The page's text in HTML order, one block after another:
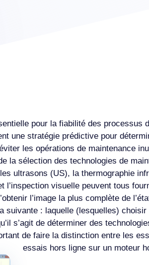
pour la fiabilité des
une stratégie prédictive pour
les opérations de maintenance
la sélection des technologies de
ultrasons (US), la thermographie
visuelle peuvent tous
l’image la plus complète de
: laquelle (lesquelles)
s’agit de déterminer des
de faire la distinction entre les
essais hors ligne sur un moteur